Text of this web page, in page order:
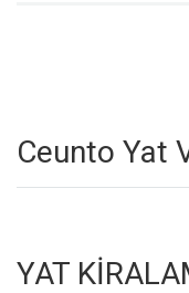
Ceunto Yat
YAT